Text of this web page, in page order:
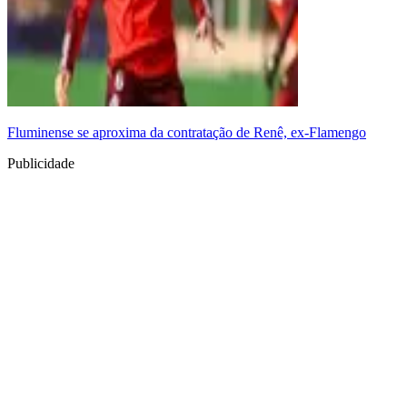
Fluminense se aproxima da contratação de Renê, ex-Flamengo
Publicidade